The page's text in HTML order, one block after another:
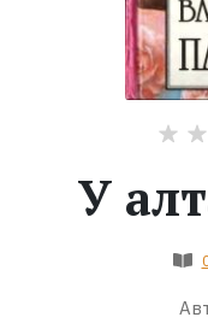
Экранизации
У